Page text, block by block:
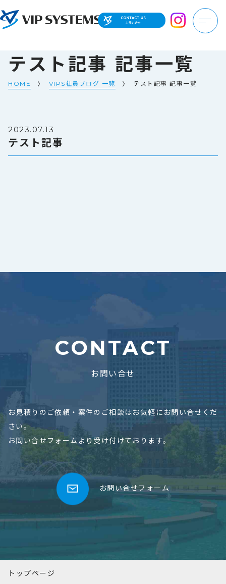
テスト記事 記事一覧
HOME VIPS社員ブログ 一覧 テスト記事 記事一覧
2023.07.13
テスト記事
CONTACT
お問い合せ
お見積りのご依頼・案件のご相談はお気軽にお問い合せくだ
さい。
お問い合せフォームより受け付けております。
お問い合せフォーム
トップページ